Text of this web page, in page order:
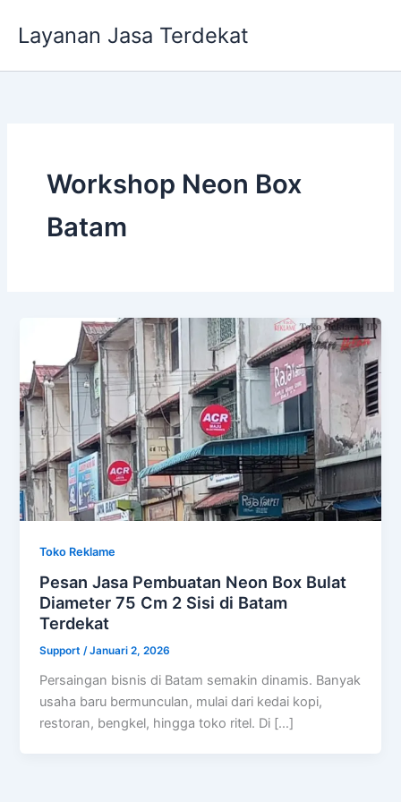
Layanan Jasa Terdekat
Workshop Neon Box
Batam
Toko Reklame
Pesan Jasa Pembuatan Neon Box Bulat
Diameter 75 Cm 2 Sisi di Batam
Terdekat
Support/Januari 2, 2026
Persaingan bisnis di Batam semakin dinamis. Banyak
usaha baru bermunculan, mulai dari kedai kopi,
restoran, bengkel, hingga toko ritel. Di […]